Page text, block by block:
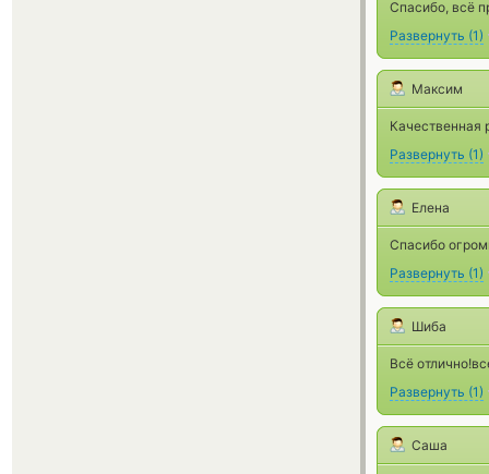
Спасибо, всё
Развернуть (1)
Максим
Качественная
Развернуть (1)
Елена
Спасибо
Развернуть (1)
Шиба
Всё
Развернуть (1)
Саша